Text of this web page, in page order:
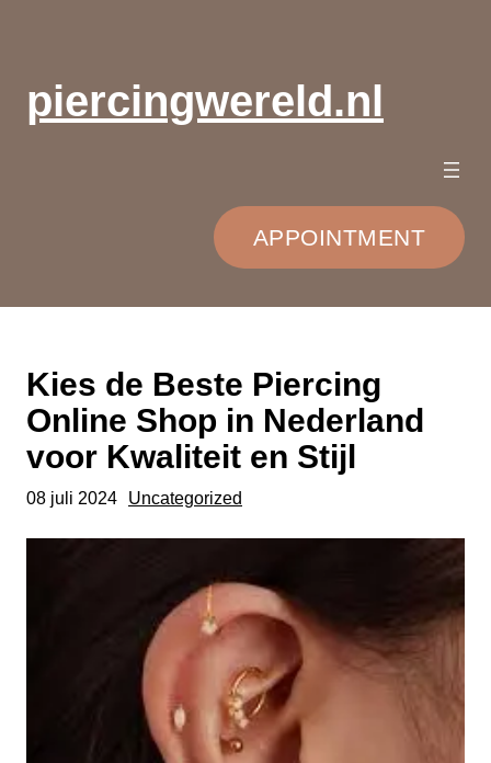
inhoudpiercingwereld.nl
APPOINTMENT
Kies de Beste Piercing
Online Shop in Nederland
voor Kwaliteit en Stijl
08 juli 2024 Uncategorized